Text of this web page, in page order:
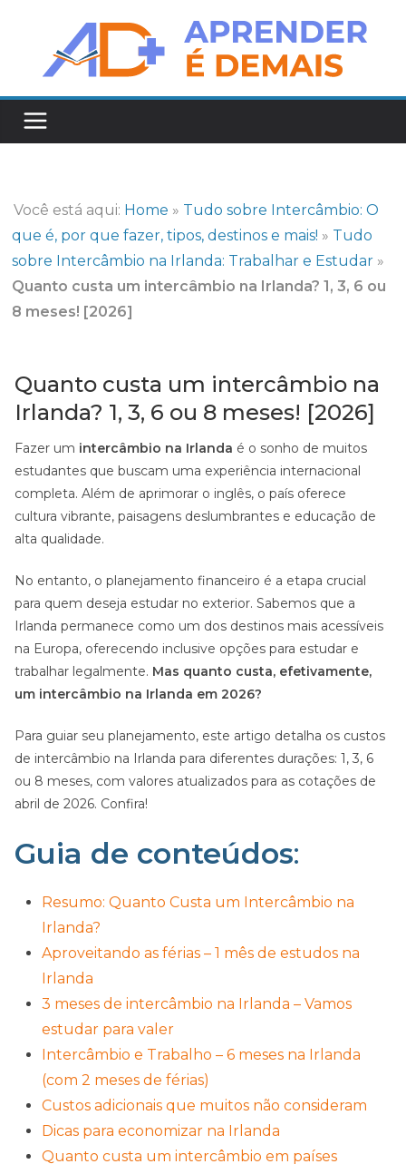
Você está aqui: Home » Tudo sobre Intercâmbio: O
que é, por que fazer, tipos, destinos e mais! » Tudo
sobre Intercâmbio na Irlanda: Trabalhar e Estudar »
Quanto custa um intercâmbio na Irlanda? 1, 3, 6 ou
8 meses! [2026]
Quanto custa um intercâmbio na
Irlanda? 1, 3, 6 ou 8 meses! [2026]
Fazer um intercâmbio na Irlanda é o sonho de muitos
estudantes que buscam uma experiência internacional
completa. Além de aprimorar o inglês, o país oferece
cultura vibrante, paisagens deslumbrantes e educação de
alta qualidade.
No entanto, o planejamento financeiro é a etapa crucial
para quem deseja estudar no exterior. Sabemos que a
Irlanda permanece como um dos destinos mais acessíveis
na Europa, oferecendo inclusive opções para estudar e
trabalhar legalmente. Mas quanto custa, efetivamente,
um intercâmbio na Irlanda em 2026?
Para guiar seu planejamento, este artigo detalha os custos
de intercâmbio na Irlanda para diferentes durações: 1, 3, 6
ou 8 meses, com valores atualizados para as cotações de
abril de 2026. Confira!
Guia de conteúdos:
Resumo: Quanto Custa um Intercâmbio na
Irlanda?
Aproveitando as férias – 1 mês de estudos na
Irlanda
3 meses de intercâmbio na Irlanda – Vamos
estudar para valer
Intercâmbio e Trabalho – 6 meses na Irlanda
(com 2 meses de férias)
Custos adicionais que muitos não consideram
Dicas para economizar na Irlanda
Quanto custa um intercâmbio em países